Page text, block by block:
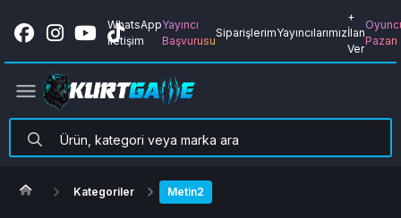
WhatsApp
İletişim
Yayıncı
Başvurusu
SiparişlerimYayıncılarımız
+
İlan
Ver
Pazarı
Kategoriler Metin2